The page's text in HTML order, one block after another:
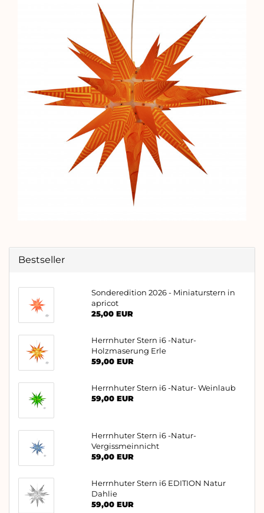
Bestseller
Sonderedition 2026 - Miniaturstern in
apricot
25,00 EUR
Herrnhuter Stern i6 -Natur-
Holzmaserung Erle
59,00 EUR
Herrnhuter Stern i6 -Natur- Weinlaub
59,00 EUR
Herrnhuter Stern i6 -Natur-
Vergissmeinnicht
59,00 EUR
Herrnhuter Stern i6 EDITION Natur
Dahlie
59,00 EUR